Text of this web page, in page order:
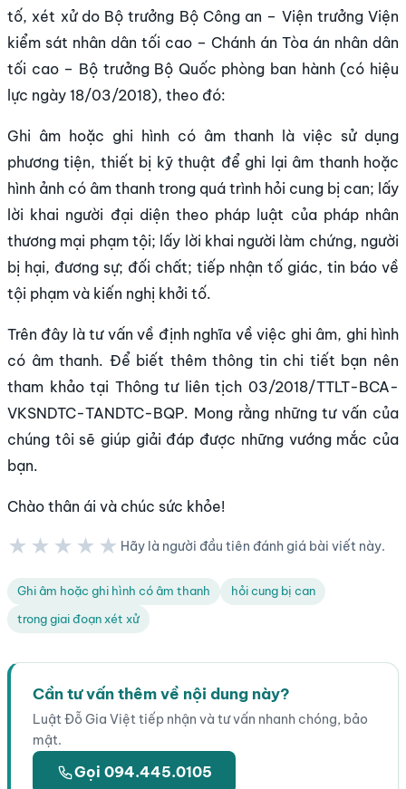
tố, xét xử do Bộ trưởng Bộ Công an – Viện trưởng Viện
kiểm sát nhân dân tối cao – Chánh án Tòa án nhân dân
tối cao – Bộ trưởng Bộ Quốc phòng ban hành (có hiệu
lực ngày 18/03/2018), theo đó:
Ghi âm hoặc ghi hình có âm thanh là việc sử dụng
phương tiện, thiết bị kỹ thuật để ghi lại âm thanh hoặc
hình ảnh có âm thanh trong quá trình hỏi cung bị can; lấy
lời khai người đại diện theo pháp luật của pháp nhân
thương mại phạm tội; lấy lời khai người làm chứng, người
bị hại, đương sự; đối chất; tiếp nhận tố giác, tin báo về
tội phạm và kiến nghị khởi tố.
Trên đây là tư vấn về định nghĩa về việc ghi âm, ghi hình
có âm thanh. Để biết thêm thông tin chi tiết bạn nên
tham khảo tại Thông tư liên tịch 03/2018/TTLT-BCA-
VKSNDTC-TANDTC-BQP. Mong rằng những tư vấn của
chúng tôi sẽ giúp giải đáp được những vướng mắc của
bạn.
Chào thân ái và chúc sức khỏe!
★★★★★ Hãy là người đầu tiên đánh giá bài viết này.
Ghi âm hoặc ghi hình có âm thanh
hỏi cung bị can
trong giai đoạn xét xử
Cần tư vấn thêm về nội dung này?
Luật Đỗ Gia Việt tiếp nhận và tư vấn nhanh chóng, bảo
mật.
Gọi 094.445.0105